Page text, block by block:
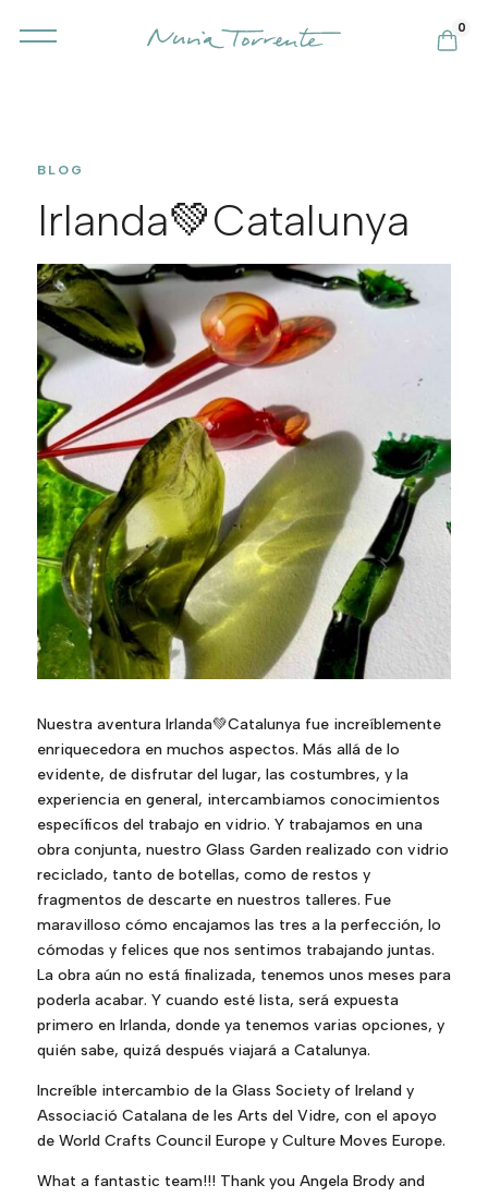
0
BLOG
Irlanda💚Catalunya
Nuestra aventura Irlanda💚Catalunya fue increíblemente
enriquecedora en muchos aspectos. Más allá de lo
evidente, de disfrutar del lugar, las costumbres, y la
experiencia en general, intercambiamos conocimientos
específicos del trabajo en vidrio. Y trabajamos en una
obra conjunta, nuestro Glass Garden realizado con vidrio
reciclado, tanto de botellas, como de restos y
fragmentos de descarte en nuestros talleres. Fue
maravilloso cómo encajamos las tres a la perfección, lo
cómodas y felices que nos sentimos trabajando juntas.
La obra aún no está finalizada, tenemos unos meses para
poderla acabar. Y cuando esté lista, será expuesta
primero en Irlanda, donde ya tenemos varias opciones, y
quién sabe, quizá después viajará a Catalunya.
Increíble intercambio de la Glass Society of Ireland y
Associació Catalana de les Arts del Vidre, con el apoyo
de World Crafts Council Europe y Culture Moves Europe.
What a fantastic team!!! Thank you Angela Brody and